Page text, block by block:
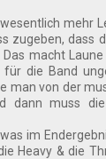
mehr
zugeben, dass
Das macht
die Band
von der
dann muss
im
Heavy & die